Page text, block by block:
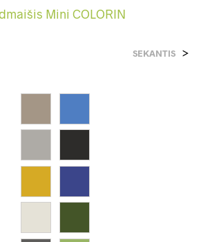
Mini COLORIN
SEKANTIS >